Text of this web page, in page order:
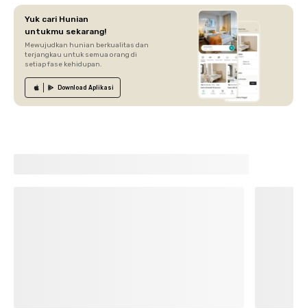
Yuk cari Hunian
untukmu sekarang!
Mewujudkan hunian berkualitas dan
terjangkau untuk semua orang di
setiap fase kehidupan.
Download Aplikasi